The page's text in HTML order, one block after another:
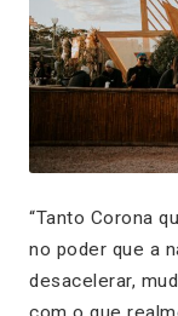
“Tanto Corona
no poder que a
desacelerar,